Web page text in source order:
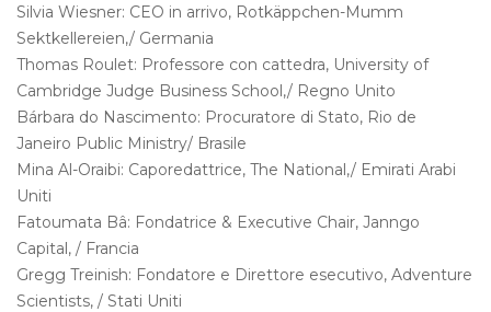
Silvia Wiesner: CEO in arrivo, Rotkäppchen-Mumm
Sektkellereien,/ Germania
Thomas Roulet: Professore con cattedra, University of
Cambridge Judge Business School,/ Regno Unito
Bárbara do Nascimento: Procuratore di Stato, Rio de
Janeiro Public Ministry/ Brasile
Mina Al-Oraibi: Caporedattrice, The National,/ Emirati Arabi
Uniti
Fatoumata Bâ: Fondatrice & Executive Chair, Janngo
Capital, / Francia
Gregg Treinish: Fondatore e Direttore esecutivo, Adventure
Scientists, / Stati Uniti